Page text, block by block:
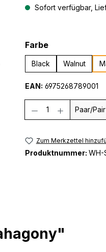
Sofort verfügbar,
Farbeauswählen
Black Walnut
EAN: 6975268789001
Paar/Pair
Zum Merkzettel
Produktnummer: WH-